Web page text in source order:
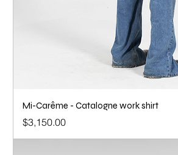
Mi-Carême - Catalogne work shirt
Price
$3,150.00